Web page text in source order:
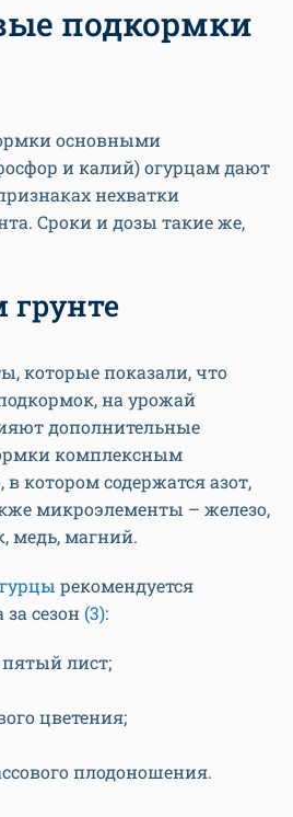
подкормки
основными
и калий) огурцам дают
нехватки
Сроки и дозы такие же,
которые показали, что
на урожай
дополнительные
комплексным
котором содержатся азот,
микроэлементы – железо,
медь, магний.
рекомендуется
сезон (3):
пятый лист;
цветения;
плодоношения.